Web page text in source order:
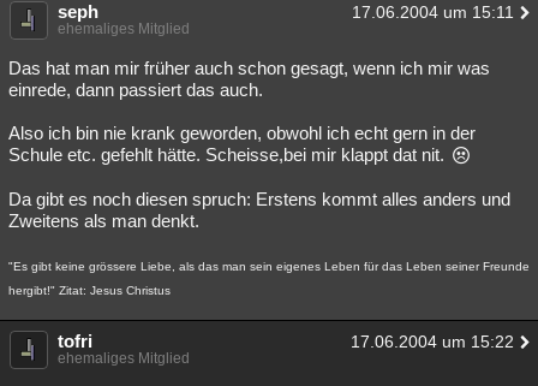
seph 17.06.2004 um 15:11
ehemaliges Mitglied
Das hat man mir früher auch schon gesagt, wenn ich mir was
einrede, dann passiert das auch.
Also ich bin nie krank geworden, obwohl ich echt gern in der
Schule etc. gefehlt hätte. Scheisse,bei mir klappt dat nit.
Da gibt es noch diesen spruch: Erstens kommt alles anders und
Zweitens als man denkt.
"Es gibt keine grössere Liebe, als das man sein eigenes Leben für das Leben seiner Freunde
hergibt!" Zitat: Jesus Christus
tofri 17.06.2004 um 15:22
ehemaliges Mitglied